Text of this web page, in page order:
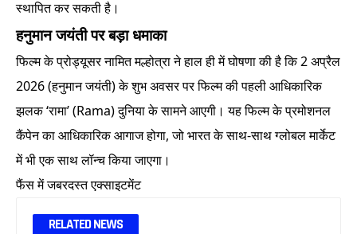
स्थापित कर सकती है।
हनुमान जयंती पर बड़ा धमाका
फिल्म के प्रोड्यूसर नामित मल्होत्रा ने हाल ही में घोषणा की है कि 2 अप्रैल
2026 (हनुमान जयंती) के शुभ अवसर पर फिल्म की पहली आधिकारिक
झलक ‘रामा’ (Rama) दुनिया के सामने आएगी। यह फिल्म के प्रमोशनल
कैंपेन का आधिकारिक आगाज होगा, जो भारत के साथ-साथ ग्लोबल मार्केट
में भी एक साथ लॉन्च किया जाएगा।
फैंस में जबरदस्त एक्साइटमेंट
RELATED NEWS